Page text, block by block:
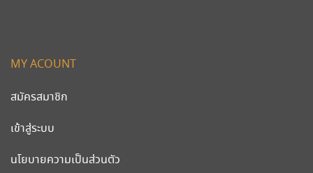
MY ACOUNT
สมัครสมาชิก
เข้าสู่ระบบ
นโยบายความเป็นส่วนตัว